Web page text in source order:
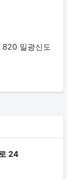
820 일광신도
24